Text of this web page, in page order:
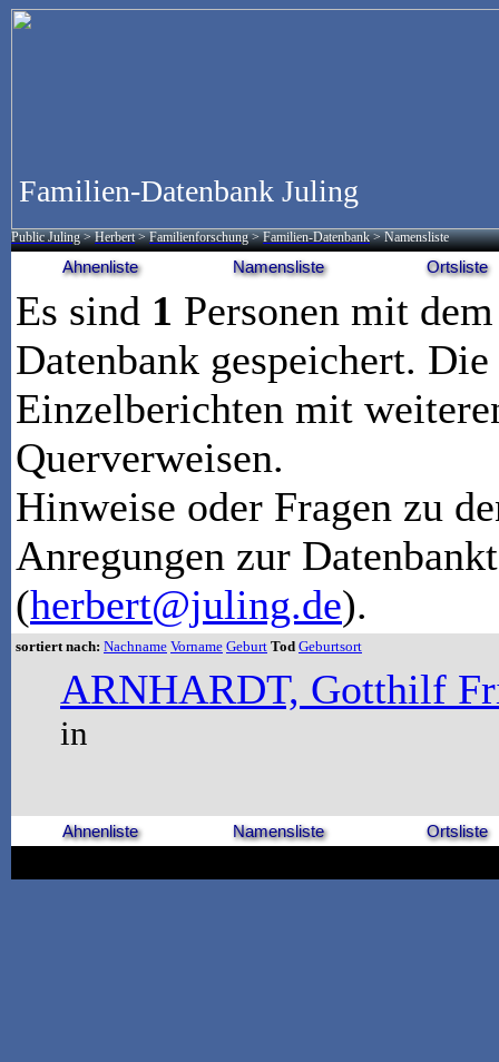
Familien-Datenbank Juling
Public Juling >Herbert >Familienforschung >Familien-Datenbank > Namensliste
Ahnenliste Namensliste Ortsliste
Es sind 1 Personen mit
Datenbank gespeichert.
Einzelberichten mit
Querverweisen.
Hinweise oder Fragen zu
Anregungen zur
(herbert@juling.de).
sortiert nach: Nachname Vorname Geburt Tod Geburtsort
ARNHARDT, Gotthilf
in
Ahnenliste Namensliste Ortsliste